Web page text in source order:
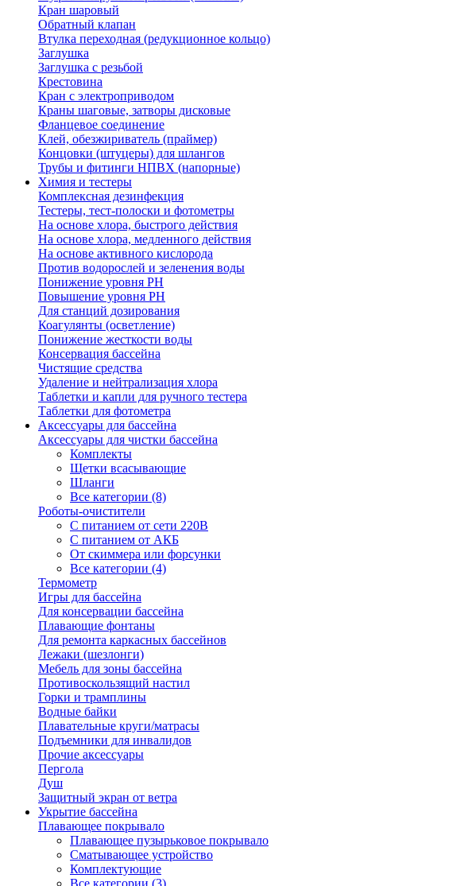
Кран шаровый
Обратный клапан
Втулка переходная (редукционное кольцо)
Заглушка
Заглушка с резьбой
Крестовина
Кран с электроприводом
Краны шаговые, затворы дисковые
Фланцевое соединение
Клей, обезжириватель (праймер)
Концовки (штуцеры) для шлангов
Трубы и фитинги НПВХ (напорные)
Химия и тестеры
Комплексная дезинфекция
Тестеры, тест-полоски и фотометры
На основе хлора, быстрого действия
На основе хлора, медленного действия
На основе активного кислорода
Против водорослей и зеленения воды
Понижение уровня РН
Повышение уровня РН
Для станций дозирования
Коагулянты (осветление)
Понижение жесткости воды
Консервация бассейна
Чистящие средства
Удаление и нейтрализация хлора
Таблетки и капли для ручного тестера
Таблетки для фотометра
Аксессуары для бассейна
Аксессуары для чистки бассейна
Комплекты
Щетки всасывающие
Шланги
Все категории (8)
Роботы-очистители
С питанием от сети 220В
С питанием от АКБ
От скиммера или форсунки
Все категории (4)
Термометр
Игры для бассейна
Для консервации бассейна
Плавающие фонтаны
Для ремонта каркасных бассейнов
Лежаки (шезлонги)
Мебель для зоны бассейна
Противоскользящий настил
Горки и трамплины
Водные байки
Плавательные круги/матрасы
Подъемники для инвалидов
Прочие аксессуары
Пергола
Душ
Защитный экран от ветра
Укрытие бассейна
Плавающее покрывало
Плавающее пузырьковое покрывало
Сматывающее устройство
Комплектующие
Все категории (3)